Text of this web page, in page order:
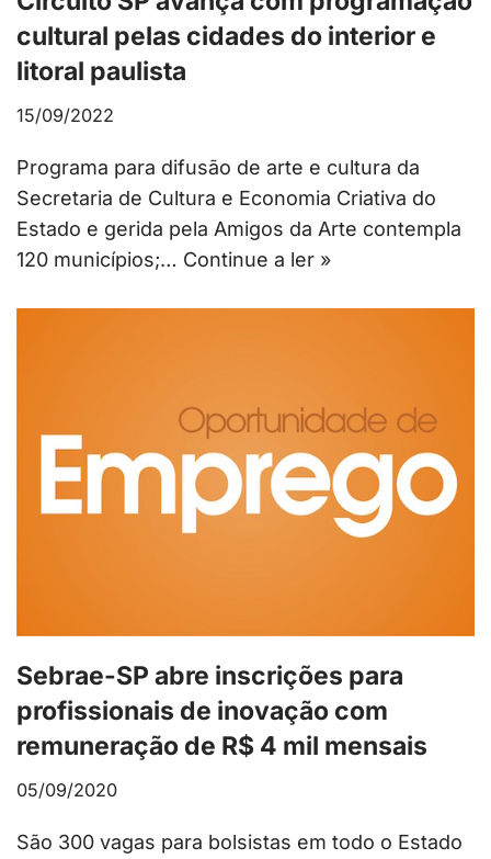
cultural pelas cidades do interior e
litoral paulista
15/09/2022
Programa para difusão de arte e cultura da
Secretaria de Cultura e Economia Criativa do
Estado e gerida pela Amigos da Arte contempla
120 municípios;… Continue a ler »
Sebrae-SP abre inscrições para
profissionais de inovação com
remuneração de R$ 4 mil mensais
05/09/2020
São 300 vagas para bolsistas em todo o Estado